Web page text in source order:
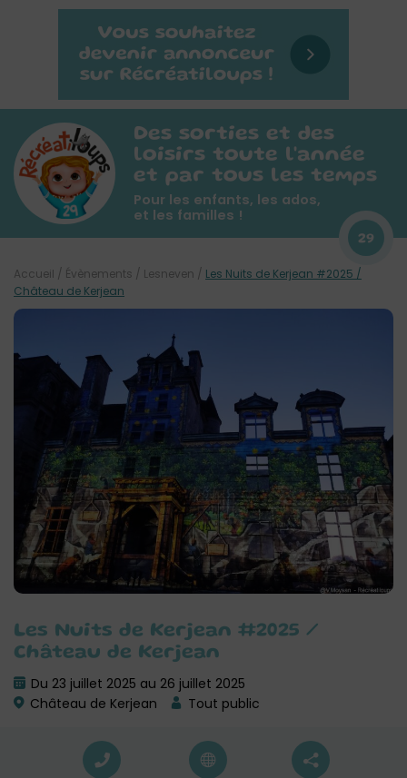
Des sorties et des
loisirs toute l'année
et par tous les temps
Pour les enfants, les ados,
et les familles !
29
Les Nuits de Kerjean #2025 /
Château de Kerjean
Du 23 juillet 2025 au 26 juillet 2025
Château de Kerjean
Tout public
Accueil / Évènements / Lesneven / Les Nuits de Kerjean #2025 /
Château de Kerjean